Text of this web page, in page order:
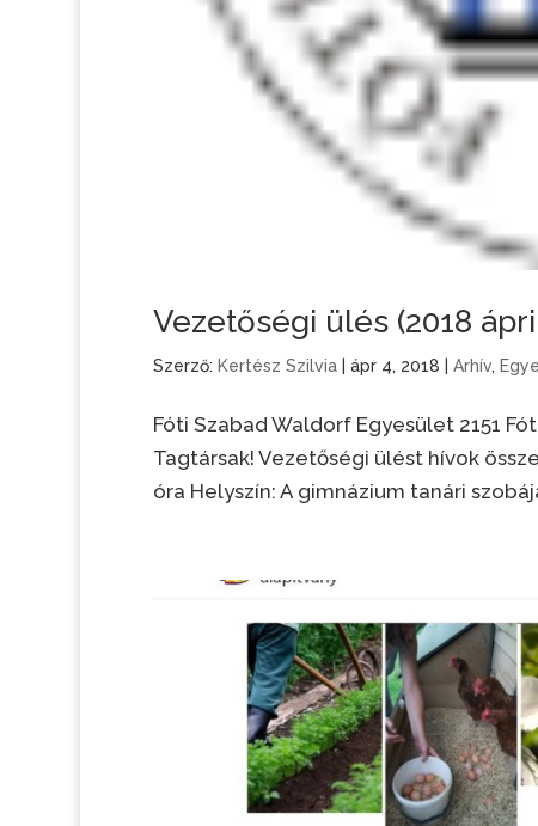
Vezetőségi ülés (2018
Szerző: Kertész Szilvia| ápr 4, 2018 | Arhív,
Fóti Szabad Waldorf Egyesület 2151
Tagtársak! Vezetőségi ülést hívok
óra Helyszín: A gimnázium tanári